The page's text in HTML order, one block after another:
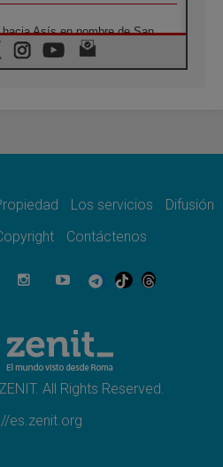
Asís en nombre de San
la espera de León
la guerra
masivo en Kyiv durante la
visita del Papa a Argentina
la visita del Papa
la fe y la esperanza
Los servicios
Difusión
Contáctenos
All Rights Reserved.
es.zenit.org